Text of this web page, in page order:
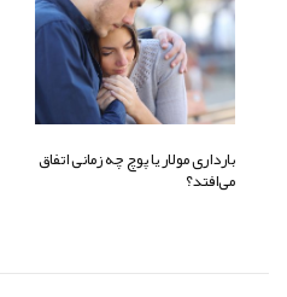
بارداری مولار یا پوچ چه زمانی اتفاق
می‌افتد؟